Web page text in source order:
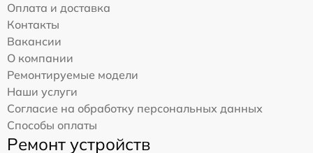
Оплата и доставка
Контакты
Вакансии
О компании
Ремонтируемые модели
Наши услуги
Согласие на обработку персональных данных
Способы оплаты
Ремонт устройств